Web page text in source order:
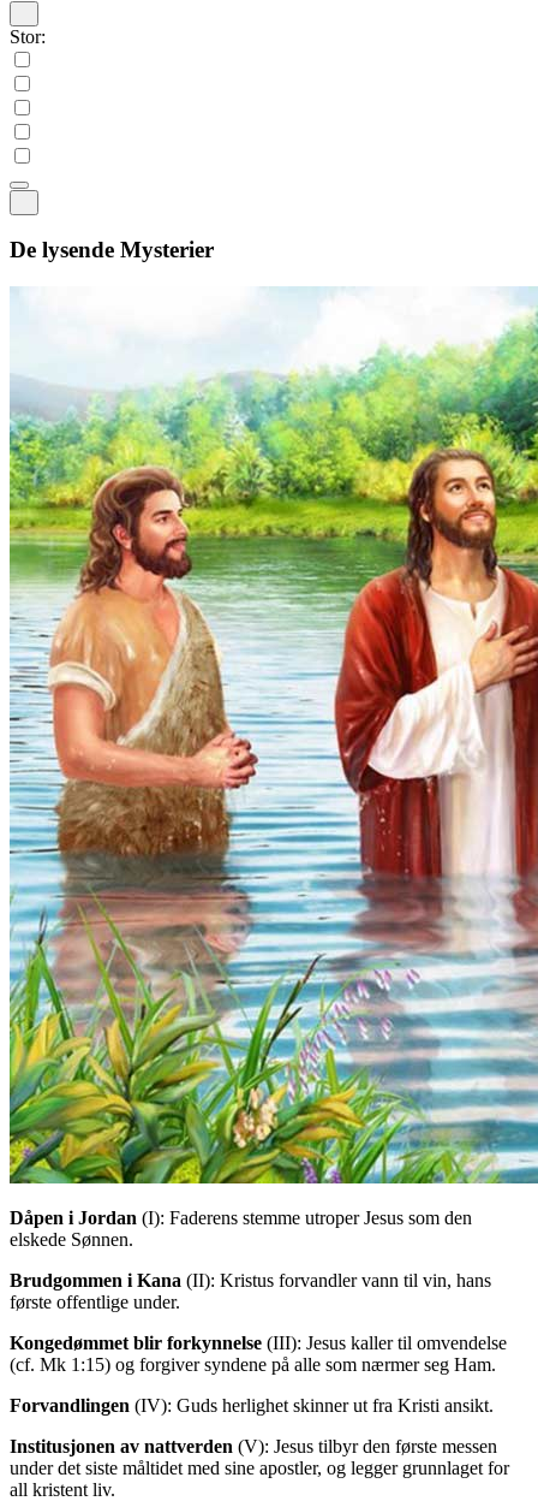
Stor:
De lysende Mysterier
Dåpen i Jordan (I): Faderens stemme utroper Jesus som den
elskede Sønnen.
Brudgommen i Kana (II): Kristus forvandler vann til vin, hans
første offentlige under.
Kongedømmet blir forkynnelse (III): Jesus kaller til omvendelse
(cf. Mk 1:15) og forgiver syndene på alle som nærmer seg Ham.
Forvandlingen (IV): Guds herlighet skinner ut fra Kristi ansikt.
Institusjonen av nattverden (V): Jesus tilbyr den første messen
under det siste måltidet med sine apostler, og legger grunnlaget for
all kristent liv.